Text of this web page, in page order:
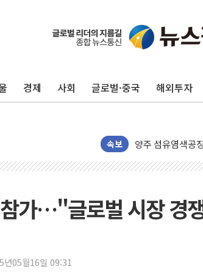
경제 사회 글로벌·중국 해외투자
속보
금값 7주 만에 최
[인도증시] 중동
[베트남 증시] 지
'월가의 황제' 다
김정관 산업부 장
해군 1함대 창설
우크라 드론 전술
동해해경, 독도 해
가…"글로벌 시장 경
년05월16일 09:31